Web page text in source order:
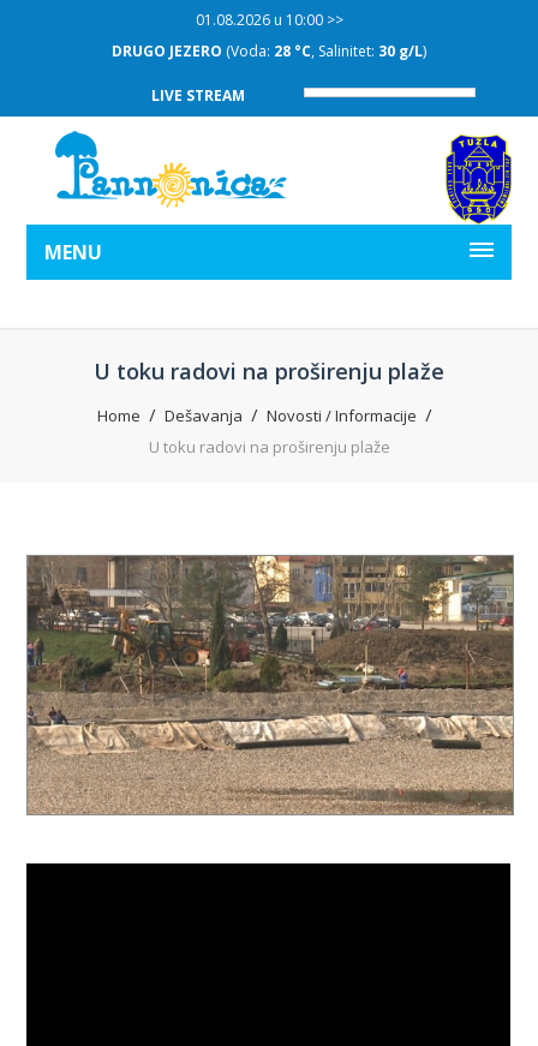
01.08.2026 u 10:00 >>
DRUGO JEZERO (Voda: 28 °C, Salinitet: 30 g/L)
LIVE STREAM
MENU
U toku radovi na proširenju plaže
Home Dešavanja
Novosti / Informacije
U toku radovi na proširenju plaže